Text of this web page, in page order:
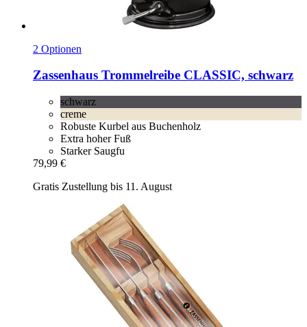
2 Optionen
Zassenhaus Trommelreibe CLASSIC, schwarz
schwarz
creme
Robuste Kurbel aus Buchenholz
Extra hoher Fuß
Starker Saugfu
79,99 €
Gratis Zustellung bis 11. August